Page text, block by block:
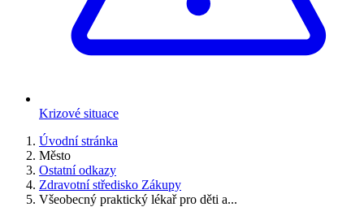
Krizové situace
Úvodní stránka
Město
Ostatní odkazy
Zdravotní středisko Zákupy
Všeobecný praktický lékař pro děti a...